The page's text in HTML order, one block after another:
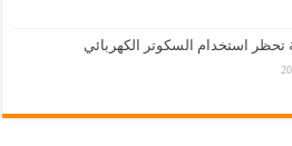
تحظر استخدام السكوتر الكهربائي